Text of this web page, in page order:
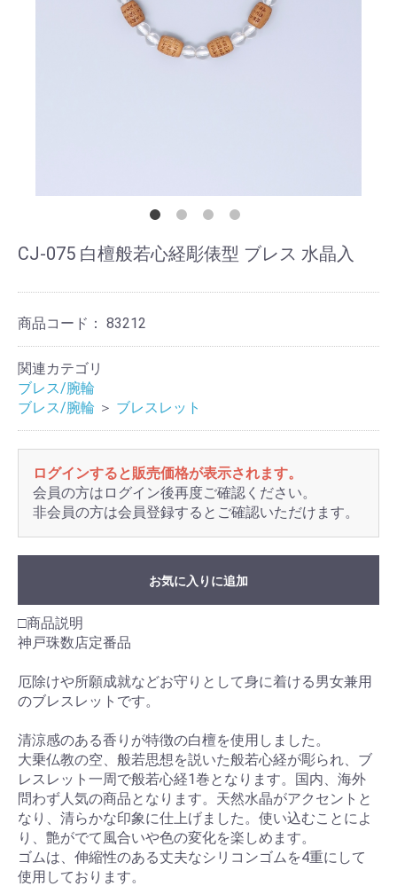
CJ-075 白檀般若心経彫俵型 ブレス 水晶入
商品コード： 83212
関連カテゴリ
ブレス/腕輪
ブレス/腕輪 ＞ ブレスレット
ログインすると販売価格が表示されます。
会員の方はログイン後再度ご確認ください。
非会員の方は会員登録するとご確認いただけます。
お気に入りに追加
□商品説明
神戸珠数店定番品
厄除けや所願成就などお守りとして身に着ける男女兼用
のブレスレットです。
清涼感のある香りが特徴の白檀を使用しました。
大乗仏教の空、般若思想を説いた般若心経が彫られ、ブ
レスレット一周で般若心経1巻となります。国内、海外
問わず人気の商品となります。天然水晶がアクセントと
なり、清らかな印象に仕上げました。使い込むことによ
り、艶がでて風合いや色の変化を楽しめます。
ゴムは、伸縮性のある丈夫なシリコンゴムを4重にして
使用しております。